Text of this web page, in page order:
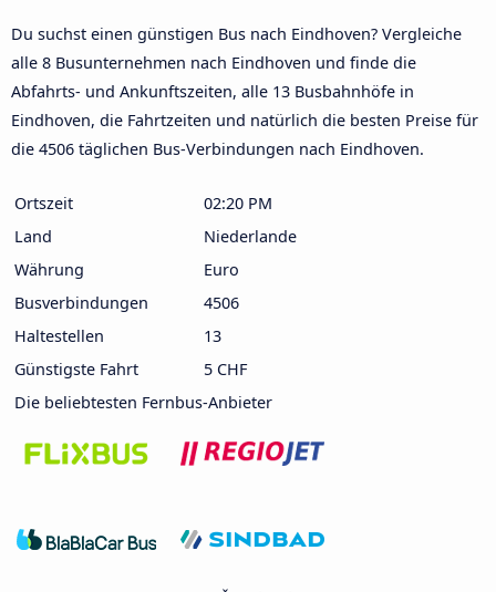
Du suchst einen günstigen Bus nach Eindhoven? Vergleiche
alle 8 Busunternehmen nach Eindhoven und finde die
Abfahrts- und Ankunftszeiten, alle 13 Busbahnhöfe in
Eindhoven, die Fahrtzeiten und natürlich die besten Preise für
die 4506 täglichen Bus-Verbindungen nach Eindhoven.
Ortszeit
02:20 PM
Land
Niederlande
Währung
Euro
Busverbindungen
4506
Haltestellen
13
Günstigste Fahrt
5 CHF
Die beliebtesten Fernbus-Anbieter